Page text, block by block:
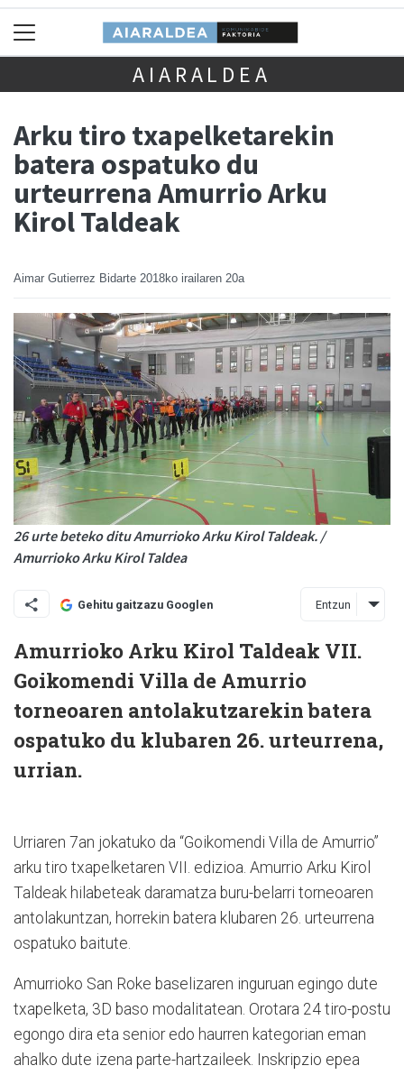
AIARALDEA
Arku tiro txapelketarekin
batera ospatuko du
urteurrena Amurrio Arku
Kirol Taldeak
Aimar Gutierrez Bidarte 2018ko irailaren 20a
26 urte beteko ditu Amurrioko Arku Kirol Taldeak. /
Amurrioko Arku Kirol Taldea
Gehitu gaitzazu Googlen Entzun
Amurrioko Arku Kirol Taldeak VII.
Goikomendi Villa de Amurrio
torneoaren antolakutzarekin batera
ospatuko du klubaren 26. urteurrena,
urrian.
Urriaren 7an jokatuko da “Goikomendi Villa de Amurrio”
arku tiro txapelketaren VII. edizioa. Amurrio Arku Kirol
Taldeak hilabeteak daramatza buru-belarri torneoaren
antolakuntzan, horrekin batera klubaren 26. urteurrena
ospatuko baitute.
Amurrioko San Roke baselizaren inguruan egingo dute
txapelketa, 3D baso modalitatean. Orotara 24 tiro-postu
egongo dira eta senior edo haurren kategorian eman
ahalko dute izena parte-hartzaileek. Inskripzio epea